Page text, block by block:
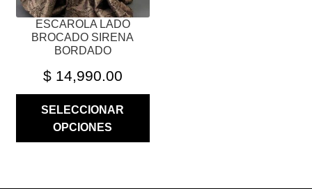
ESCAROLA LADO
BROCADO SIRENA
BORDADO
$14,990.00
SELECCIONAR
OPCIONES
PÁGINA
PRODUCTO